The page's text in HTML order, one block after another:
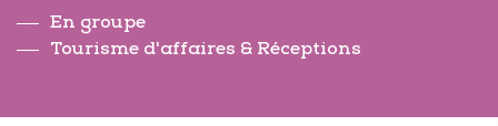
En groupe
Tourisme d'affaires & Réceptions